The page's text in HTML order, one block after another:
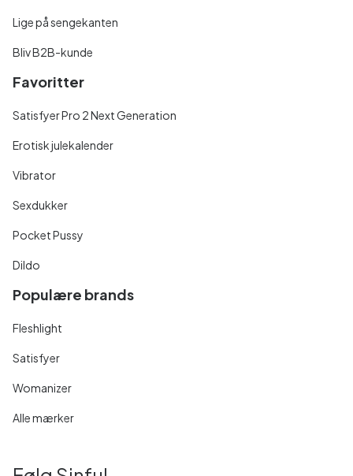
Lige på sengekanten
Bliv B2B-kunde
Favoritter
Satisfyer Pro 2 Next Generation
Erotisk julekalender
Vibrator
Sexdukker
Pocket Pussy
Dildo
Populære brands
Fleshlight
Satisfyer
Womanizer
Alle mærker